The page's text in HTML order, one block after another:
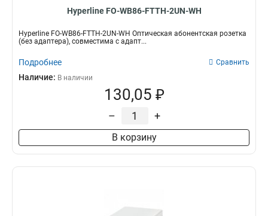
Hyperline FO-WB86-FTTH-2UN-WH
Hyperline FO-WB86-FTTH-2UN-WH Оптическая абонентская розетка
(без адаптера), совместима с адапт...
Подробнее Сравнить
Наличие: В наличии
130,05 ₽
– +
В корзину